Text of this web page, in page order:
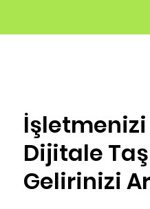
İşletmenizi
Dijitale
Gelirinizi